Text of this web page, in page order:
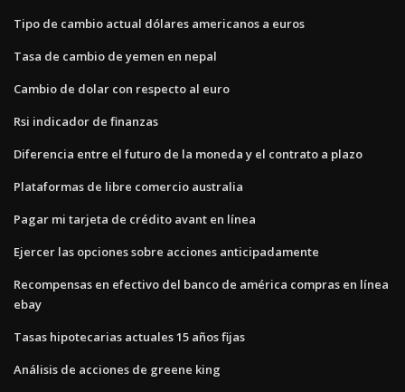
Tipo de cambio actual dólares americanos a euros
Tasa de cambio de yemen en nepal
Cambio de dolar con respecto al euro
Rsi indicador de finanzas
Diferencia entre el futuro de la moneda y el contrato a plazo
Plataformas de libre comercio australia
Pagar mi tarjeta de crédito avant en línea
Ejercer las opciones sobre acciones anticipadamente
Recompensas en efectivo del banco de américa compras en línea
ebay
Tasas hipotecarias actuales 15 años fijas
Análisis de acciones de greene king